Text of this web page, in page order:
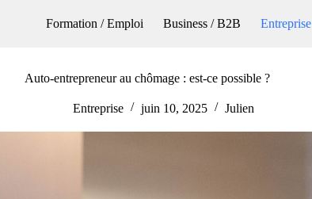
Formation / Emploi Business / B2B Entreprise
Auto-entrepreneur au chômage : est-ce possible ?
Entreprise juin 10, 2025 Julien